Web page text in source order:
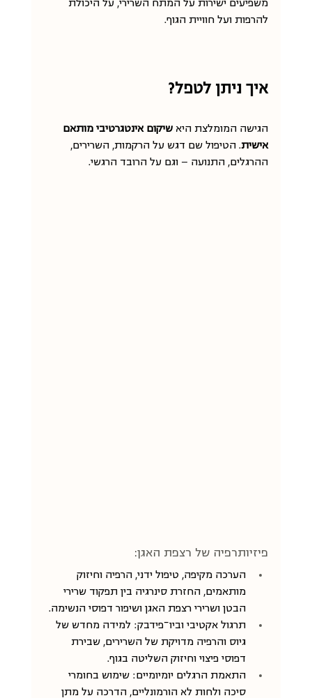
משפיעים ישירות על המתח השרירי, על היכולת
להרפות ועל חוויית הגוף.
איך ניתן לטפל?
הגישה המומלצת היא שיקום אינטגרטיבי מותאם
אישית. הטיפול שם דגש על הרקמות, השרירים,
ההרגלים, התנועה — וגם על הרובד הרגשי.
פיזיותרפיה של רצפת האגן:
הערכה מקיפה, טיפול ידני, הרפיה וחיזוק
מותאמים, החזרת סינרגיה בין תפקוד שרירי
הבטן ושרירי רצפת האגן ושיפור דפוסי הנשימה.
תרגול אקטיבי וביו־פידבק: למידה מחדש של
גיוס והרפיה מדויקת של השרירים, שבירת
דפוסי פיצוי וחיזוק השליטה בגוף.
התאמת הרגלים יומיומיים: שימוש בחומרי
סיכה ולחות לא הורמונליים, הדרכה על מתן